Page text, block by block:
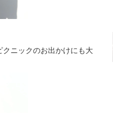
ニックのお出かけにも大